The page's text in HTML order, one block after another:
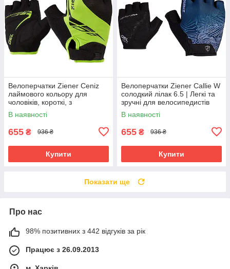
Велоперчатки Ziener Ceniz
лаймового кольору для
чоловіків, короткі, з
амортизуючими вставками та
гелевими подушечками
В наявності
655 ₴ 936 ₴
Купити
Велоперчатки Ziener Callie W
солодкий лілак 6.5 | Легкі та
зручні для велосипедистів
В наявності
655 ₴ 936 ₴
Купити
Показати ще
Про нас
98% позитивних з 442 відгуків за рік
Працює з 26.09.2013